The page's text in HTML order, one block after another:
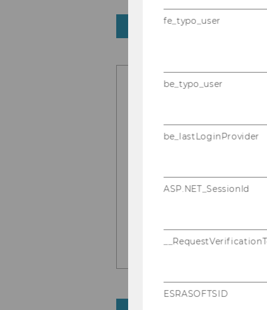
LOGIN MYWU
fe_typo_user
be_typo_user
be_lastLoginProvider
ASP.NET_SessionId
ESRASOFTSID